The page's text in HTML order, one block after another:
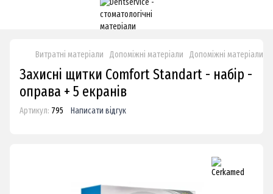
Витратні матеріали Допоміжні матеріали Допоміжні матеріали
Захисні щитки Comfort Standart - набір -
оправа + 5 екранів
Артикул: 795 Написати відгук